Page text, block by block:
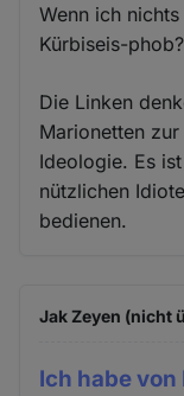
Wenn ich
Kürbiseis-phob?
Die Linken
Marionetten
Ideologie. Es
nützlichen
bedienen.
Jak Zeyen (nicht
Ich habe